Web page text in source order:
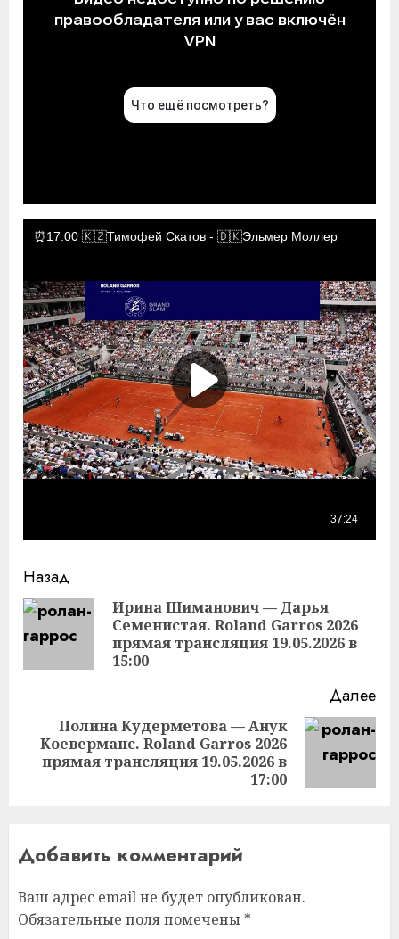
Продолжить
чтение
Назад
Ирина Шиманович — Дарья
Семенистая. Roland Garros 2026
прямая трансляция 19.05.2026 в
15:00
Далее
Следующая
запись:
Полина Кудерметова — Анук
Коеверманс. Roland Garros 2026
прямая трансляция 19.05.2026 в
17:00
Добавить комментарий
Ваш адрес email не будет опубликован.
Обязательные поля помечены *